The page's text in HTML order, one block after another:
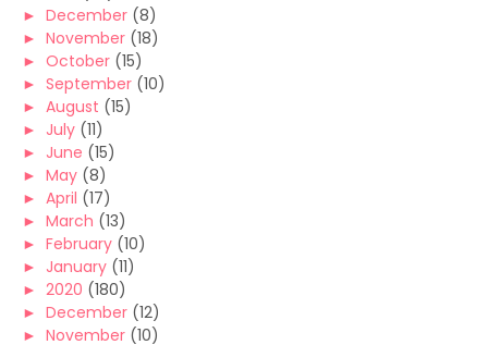
► December (8)
► November (18)
► October (15)
► September (10)
► August (15)
► July (11)
► June (15)
► May (8)
► April (17)
► March (13)
► February (10)
► January (11)
► 2020 (180)
► December (12)
► November (10)